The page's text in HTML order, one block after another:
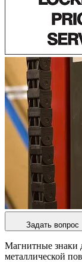
Задать вопрос
Магнитные знаки
металлической